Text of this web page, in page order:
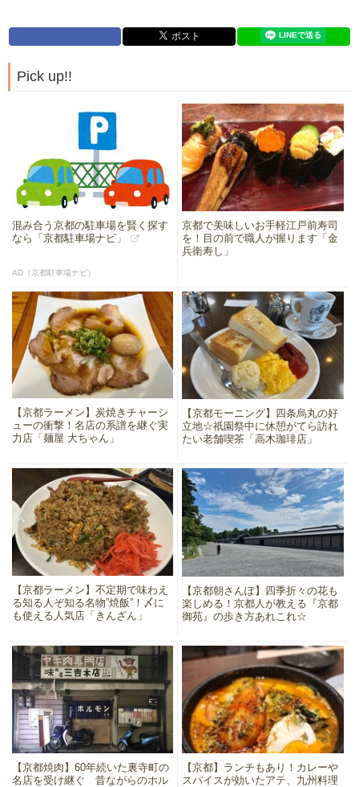
Pick up!!
混み合う京都の駐車場を賢く探す
なら「京都駐車場ナビ」
AD（京都駐車場ナビ）
京都で美味しいお手軽江戸前寿司
を！目の前で職人が握ります「金
兵衛寿し」
【京都ラーメン】炭焼きチャーシ
ューの衝撃！名店の系譜を継ぐ実
力店「麺屋 大ちゃん」
【京都モーニング】四条烏丸の好
立地☆祇園祭中に休憩がてら訪れ
たい老舗喫茶「高木珈琲店」
【京都ラーメン】不定期で味わえ
る知る人ぞ知る名物”焼飯”！〆に
も使える人気店「きんざん」
【京都朝さんぽ】四季折々の花も
楽しめる！京都人が教える『京都
御苑』の歩き方あれこれ☆
【京都焼肉】60年続いた裏寺町の
名店を受け継ぐ 昔ながらのホル
【京都】ランチもあり！カレーや
スパイスが効いたアテ、九州料理